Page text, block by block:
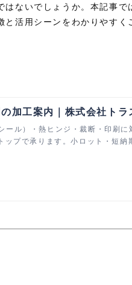
ないでしょうか。本記事で
活用シーンをわかりやすく
加工案内｜株式会社トラ
ール）・熱ヒンジ・裁断・印刷に
プで承ります。小ロット・短納